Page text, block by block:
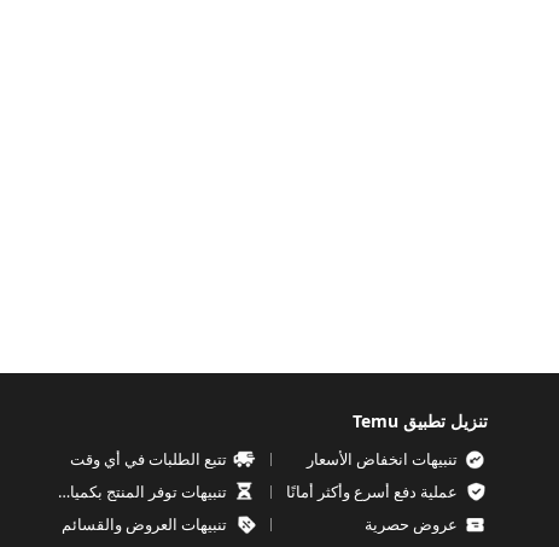
تنزيل تطبيق Temu
تنبيهات انخفاض الأسعار
تتبع الطلبات في أي وقت
عملية دفع أسرع وأكثر أمانًا
تنبيهات توفر المنتج بكميات محدودة
عروض حصرية
تنبيهات العروض والقسائم